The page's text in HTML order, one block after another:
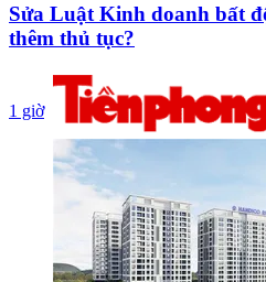
Sửa Luật Kinh doanh bất
thêm thủ tục?
1 giờ